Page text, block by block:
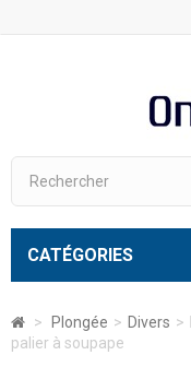
CATÉGORIES
> Plongée > Divers >
palier à soupape